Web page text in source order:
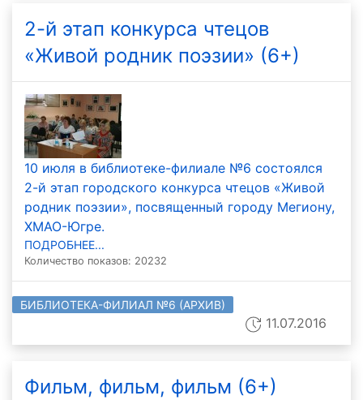
2-й этап конкурса чтецов
«Живой родник поэзии» (6+)
10 июля в библиотеке-филиале №6 состоялся
2-й этап городского конкурса чтецов «Живой
родник поэзии», посвященный городу Мегиону,
ХМАО-Югре.
ПОДРОБНЕЕ...
Количество показов: 20232
БИБЛИОТЕКА-ФИЛИАЛ №6 (АРХИВ)
11.07.2016
Фильм, фильм, фильм (6+)